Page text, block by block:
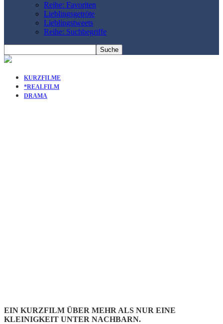
Reihe: Favoriten
Lieblingsgetröte
Lieblingstweets
Reihe: Suchbegriffe
KURZFILME
*REALFILM
DRAMA
EIN KURZFILM ÜBER MEHR ALS NUR EINE
KLEINIGKEIT UNTER NACHBARN.